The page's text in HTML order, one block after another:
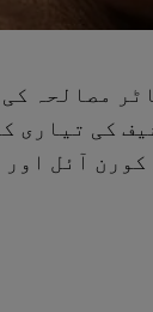
مصالحہ کی
کی تیاری
آئل